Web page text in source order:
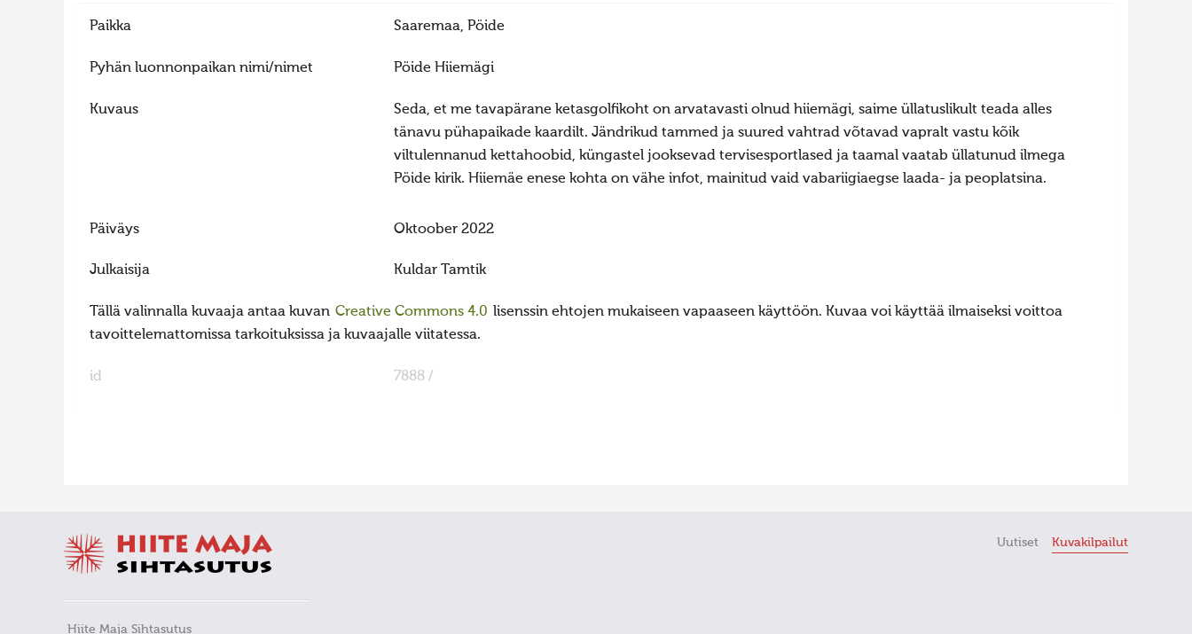
Paikka Saaremaa, Pöide
Pyhän luonnonpaikan nimi/nimet Pöide Hiiemägi
Kuvaus
Seda, et me tavapärane ketasgolfikoht on arvatavasti olnud hiiemägi, saime üllatuslikult teada alles
tänavu pühapaikade kaardilt. Jändrikud tammed ja suured vahtrad võtavad vapralt vastu kõik
viltulennanud kettahoobid, küngastel jooksevad tervisesportlased ja taamal vaatab üllatunud ilmega
Pöide kirik. Hiiemäe enese kohta on vähe infot, mainitud vaid vabariigiaegse laada- ja peoplatsina.
Päiväys Oktoober 2022
Julkaisija Kuldar Tamtik
Tällä valinnalla kuvaaja antaa kuvan Creative Commons 4.0 lisenssin ehtojen mukaiseen vapaaseen käyttöön. Kuvaa voi käyttää ilmaiseksi voittoa
tavoittelemattomissa tarkoituksissa ja kuvaajalle viitatessa.
id 7888 /
Hiite Maja Sihtasutus
Uutiset Kuvakilpailut